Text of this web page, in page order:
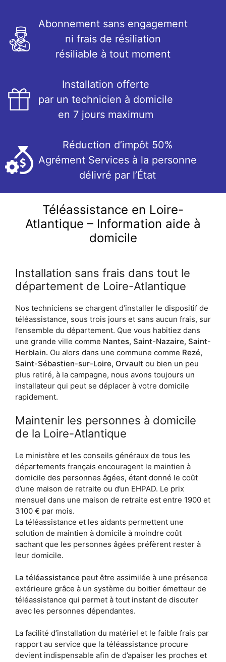
Abonnement sans engagement
ni frais de résiliation
résiliable à tout moment
Installation offerte
par un technicien à domicile
en 7 jours maximum
Réduction d’impôt 50%
Agrément Services à la personne
délivré par l’État
Téléassistance en Loire-
Atlantique – Information aide à
domicile
Installation sans frais dans tout le
département de Loire-Atlantique
Nos techniciens se chargent d’installer le dispositif de
téléassistance, sous trois jours et sans aucun frais, sur
l’ensemble du département. Que vous habitiez dans
une grande ville comme Nantes, Saint-Nazaire, Saint-
Herblain. Ou alors dans une commune comme Rezé,
Saint-Sébastien-sur-Loire, Orvault ou bien un peu
plus retiré, à la campagne, nous avons toujours un
installateur qui peut se déplacer à votre domicile
rapidement.
Maintenir les personnes à domicile
de la Loire-Atlantique
Le ministère et les conseils généraux de tous les
départements français encouragent le maintien à
domicile des personnes âgées, étant donné le coût
d’une maison de retraite ou d’un EHPAD. Le prix
mensuel dans une maison de retraite est entre 1900 et
3100 € par mois.
La téléassistance et les aidants permettent une
solution de maintien à domicile à moindre coût
sachant que les personnes âgées préfèrent rester à
leur domicile.
La téléassistance peut être assimilée à une présence
extérieure grâce à un système du boitier émetteur de
téléassistance qui permet à tout instant de discuter
avec les personnes dépendantes.
La facilité d’installation du matériel et le faible frais par
rapport au service que la téléassistance procure
devient indispensable afin de d’apaiser les proches et